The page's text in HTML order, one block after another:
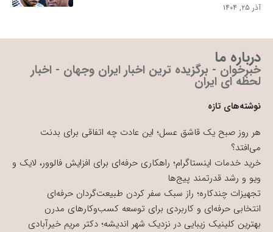
آذر ۲۵, ۱۴۰۴
درباره ما
خبرخوان - برگزیده ترین اخبار ایران وجهان - اخبار
لحظه ای ایران
نوشته‌های تازه
هر روز صبح یک قاشق عسل؛ این عادت چه اتفاقی برای بدنت
می‌افتد؟
خرید خدمات اینستاگرام؛ راهکاری حرفه‌ای برای افزایش فالوور، لایک و
ویو و رشد قدرتمند پیج‌ها
تجهیزات چندکاره؛ راز سبک سفر کردن طبیعت‌گردان حرفه‌ای
انتخابی حرفه‌ای و کاربردی برای توسعه کسب‌وکارهای مدرن
بهترین کلینیک زیبایی در نزدیک شهر اندیشه؛ دکتر مریم خیرآبادی